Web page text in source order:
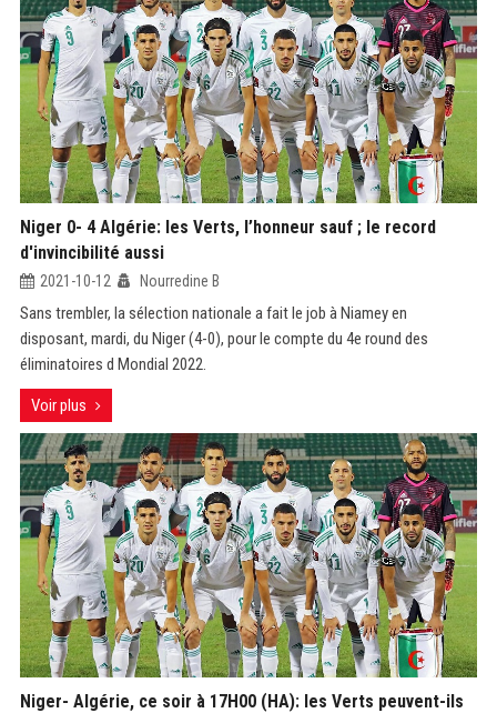
Niger 0- 4 Algérie: les Verts, l’honneur sauf ; le record
d'invincibilité aussi
2021-10-12 Nourredine B
Sans trembler, la sélection nationale a fait le job à Niamey en
disposant, mardi, du Niger (4-0), pour le compte du 4e round des
éliminatoires d Mondial 2022.
Voir plus
Niger- Algérie, ce soir à 17H00 (HA): les Verts peuvent-ils